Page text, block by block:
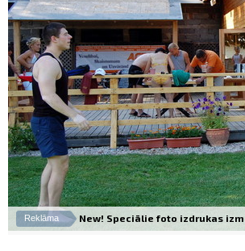
Reklāma New! Speciālie foto izdrukas